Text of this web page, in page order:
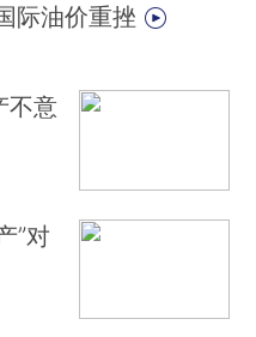
际油价重挫
不意
”对